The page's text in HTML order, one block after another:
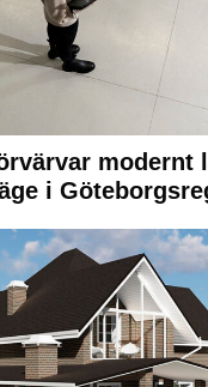
modernt
i